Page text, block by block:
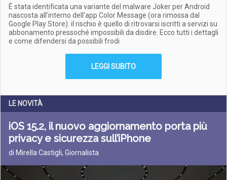
È stata identificata una variante del malware Joker per Android
nascosta all’interno dell’app Color Message (ora rimossa dal
Google Play Store): il rischio è quello di ritrovarsi iscritti a servizi su
abbonamento pressoché impossibili da disdire. Ecco tutti i dettagli
e come difendersi da possibili frodi
LEGGI SUBITO
LE NOVITÀ
iOS 15.2, il nuovo aggiornamento porta più
privacy e sicurezza sull’iPhone
di Mirella Castigli, Giornalista